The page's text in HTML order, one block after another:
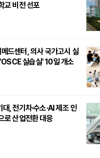
교 비전 선포
드센터, 의사 국가고시 실
실습실' 10일 개소
, 전기차·수소·AI 제조 인
로 산업전환 대응